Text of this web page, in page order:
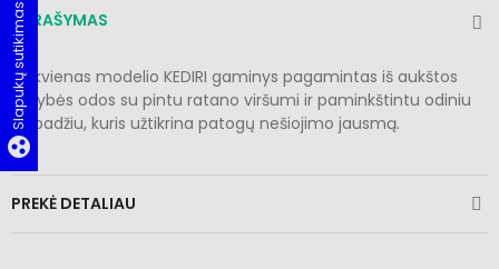
APRAŠYMAS
Kiekvienas modelio KEDIRI gaminys pagamintas iš aukštos
kokybės odos su pintu ratano viršumi ir paminkštintu odiniu
vidpadžiu, kuris užtikrina patogų nešiojimo jausmą.
PREKĖ DETALIAU
group_work
Slapukų sutikimas